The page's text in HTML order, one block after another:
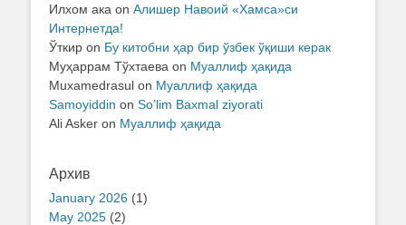
Илхом ака on Алишер Навоий «Хамса»си
Интернетда!
Ўткир on Бу китобни ҳар бир ўзбек ўқиши керак
Муҳаррам Тўхтаева on Муаллиф ҳақида
Muxamedrasul on Муаллиф ҳақида
Samoyiddin on So’lim Baxmal ziyorati
Ali Asker on Муаллиф ҳақида
Архив
January 2026 (1)
May 2025 (2)